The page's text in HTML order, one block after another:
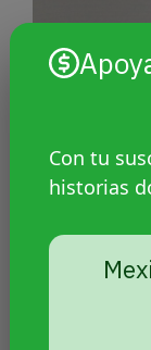
Con tu
historias
Wilson
Latina